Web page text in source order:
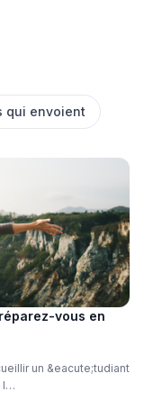
qui envoient
vous en
un &eacute;tudiant
l…